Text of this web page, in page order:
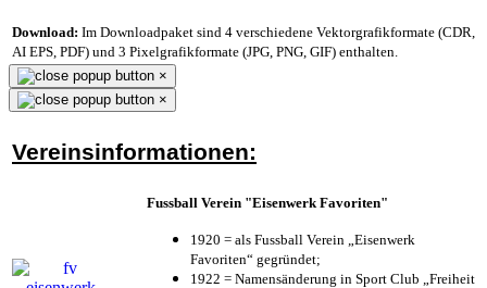
Download: Im Downloadpaket sind 4 verschiedene Vektorgrafikformate (CDR,
AI EPS, PDF) und 3 Pixelgrafikformate (JPG, PNG, GIF) enthalten.
×
×
Vereinsinformationen:
Fussball Verein "Eisenwerk Favoriten"
1920 = als Fussball Verein „Eisenwerk
Favoriten“ gegründet;
1922 = Namensänderung in Sport Club „Freiheit